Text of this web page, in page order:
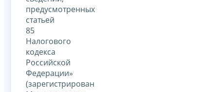
предусмотренных
статьей
85
Налогового
кодекса
Российской
Федерации»
(зарегистрирован